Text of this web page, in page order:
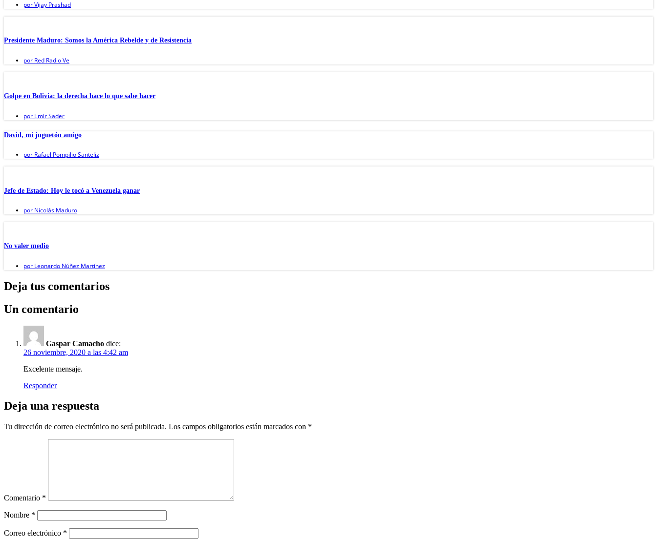
porVijay Prashad
Presidente Maduro: Somos la América Rebelde y de Resistencia
por Red Radio Ve
Golpe en Bolivia: la derecha hace lo que sabe hacer
por Emir Sader
David, mi juguetón amigo
por Rafael Pompilio Santeliz
Jefe de Estado: Hoy le tocó a Venezuela ganar
por Nicolás Maduro
No valer medio
por Leonardo Núñez Martínez
Deja tus comentarios
Un comentario
Gaspar Camacho dice:
26 noviembre, 2020 a las 4:42 am
Excelente mensaje.
Responder
Deja una respuesta
Tu dirección de correo electrónico no será publicada. Los campos obligatorios están marcados con *
Comentario *
Nombre *
Correo electrónico *